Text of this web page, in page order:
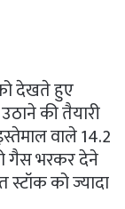
देखते हुए
की तैयारी
वाले 14.2
गैस भरकर देने
स्टॉक को ज्यादा